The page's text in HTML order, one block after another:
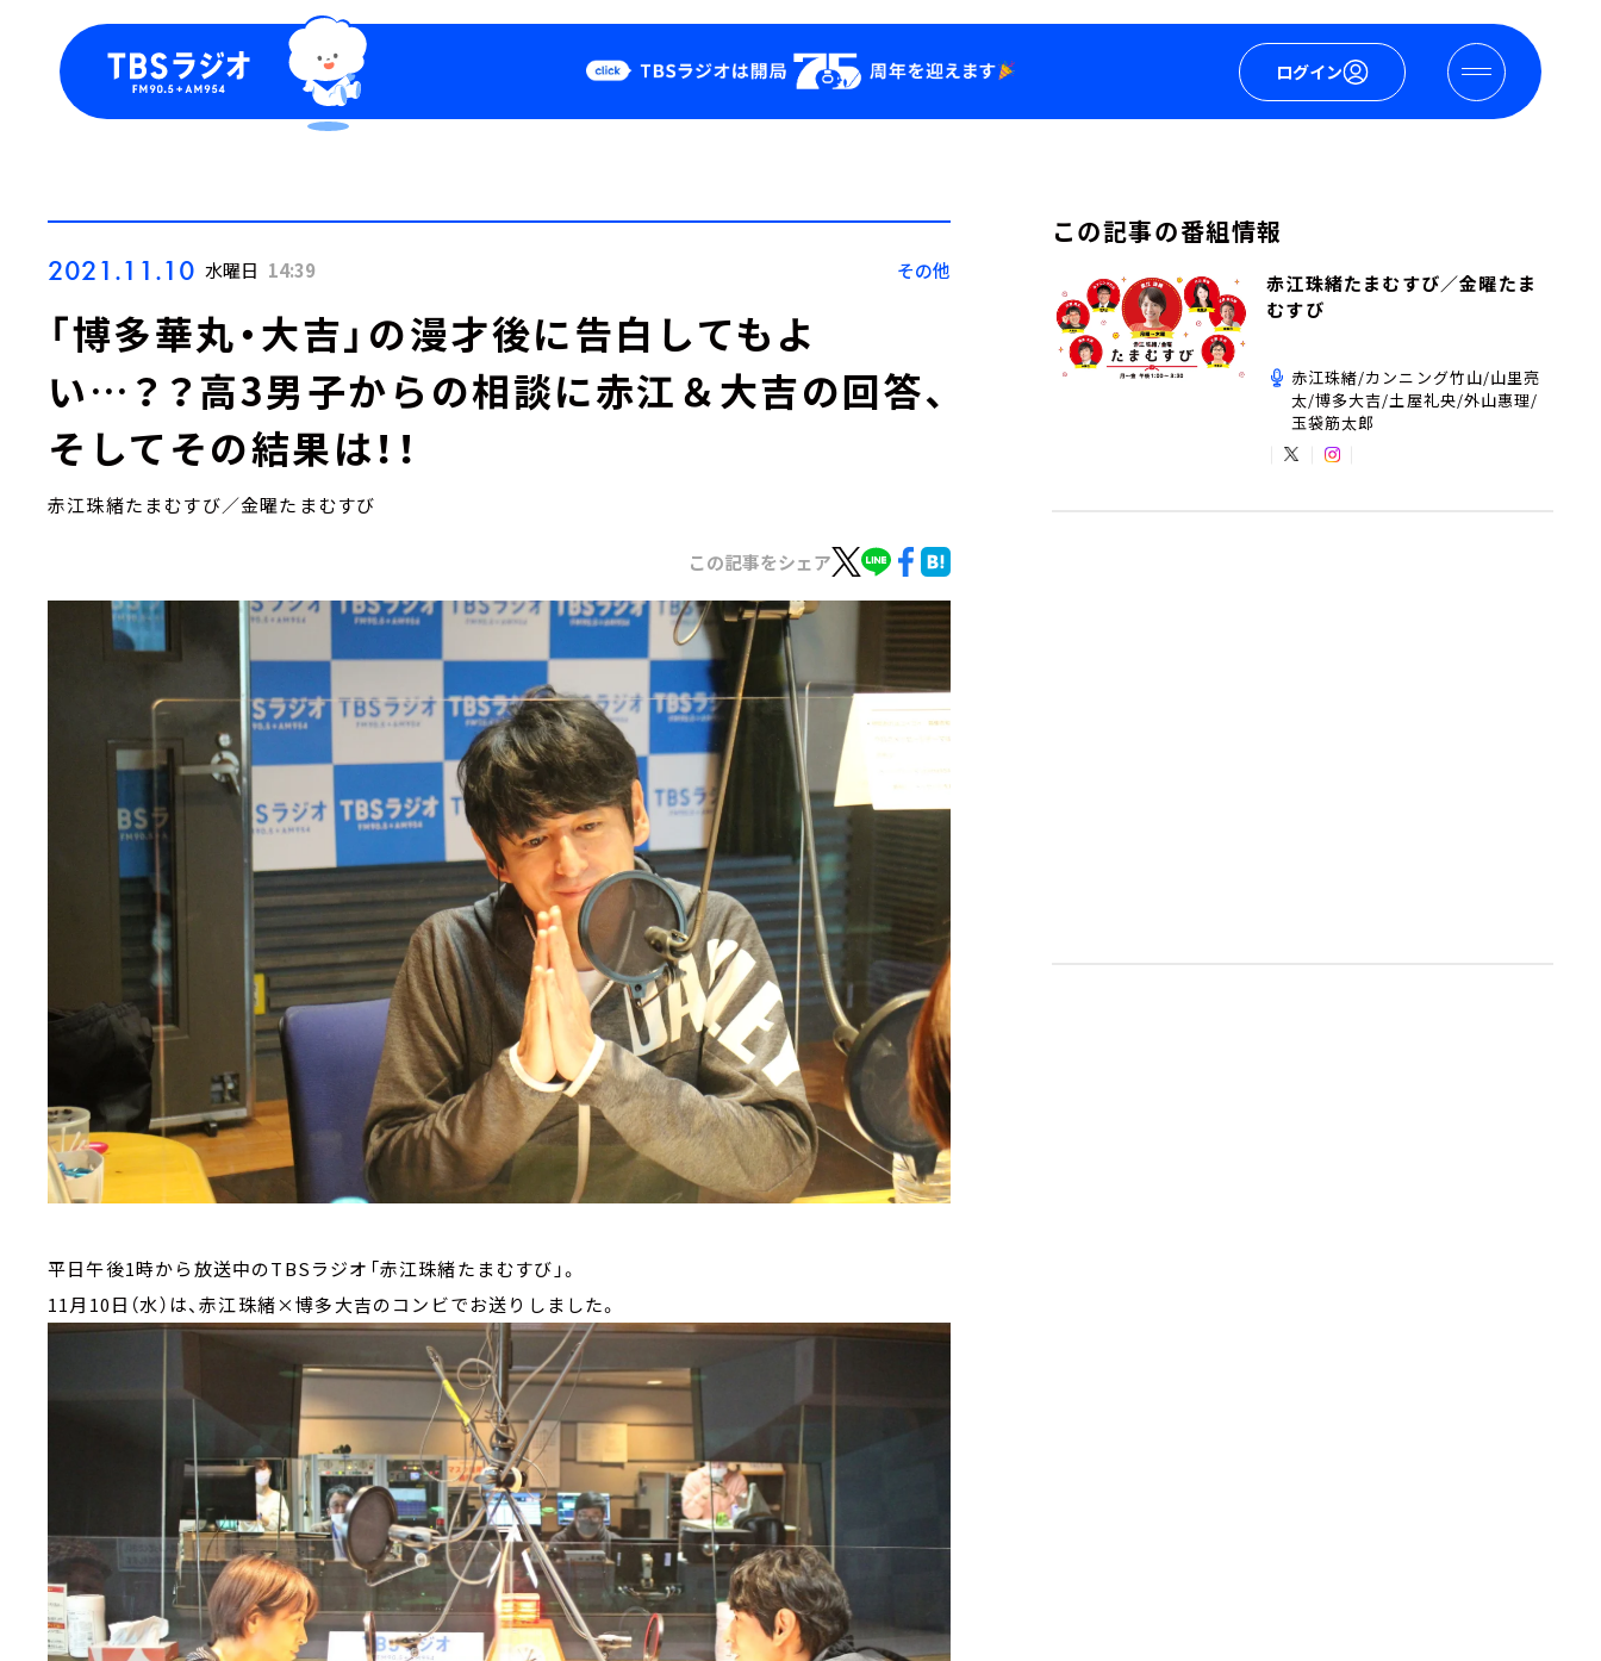
ログイン
Podcast
YouTube
2021.11.10 水曜日 14:39 その他
「博多華丸・大吉」の漫才後に告白してもよ
い…？？高3男子からの相談に赤江＆大吉の回答、
そしてその結果は！！
赤江珠緒たまむすび／金曜たまむすび
この記事をシェア
平日午後1時から放送中のTBSラジオ「赤江珠緒たまむすび」。
11月10日（水）は、赤江珠緒×博多大吉のコンビでお送りしました。
この記事の番組情報
赤江珠緒たまむすび／金曜たま
むすび
赤江珠緒/カンニング竹山/山里亮
太/博多大吉/土屋礼央/外山惠理/
玉袋筋太郎